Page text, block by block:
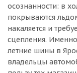
осознанности: в
покрываются
накаляется и
сцепления.
летние шины в
владельцы